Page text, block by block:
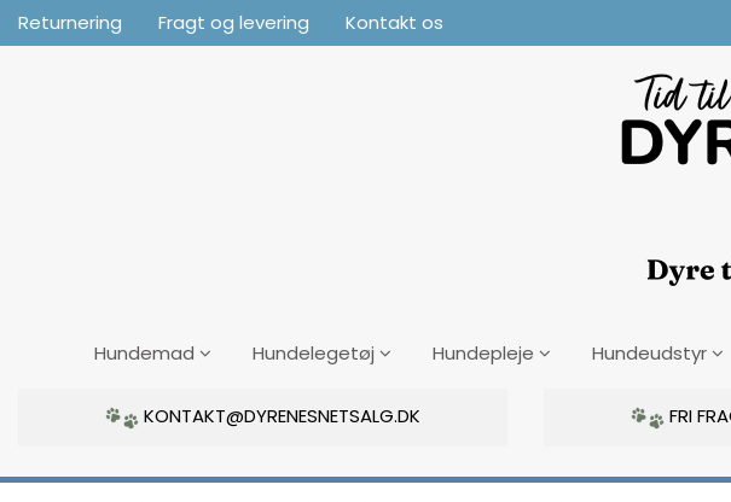
Returnering Fragt og levering Kontakt os
Hundemad Hundelegetøj Hundepleje Hundeudstyr
KONTAKT@DYRENESNETSALG.DK FRI